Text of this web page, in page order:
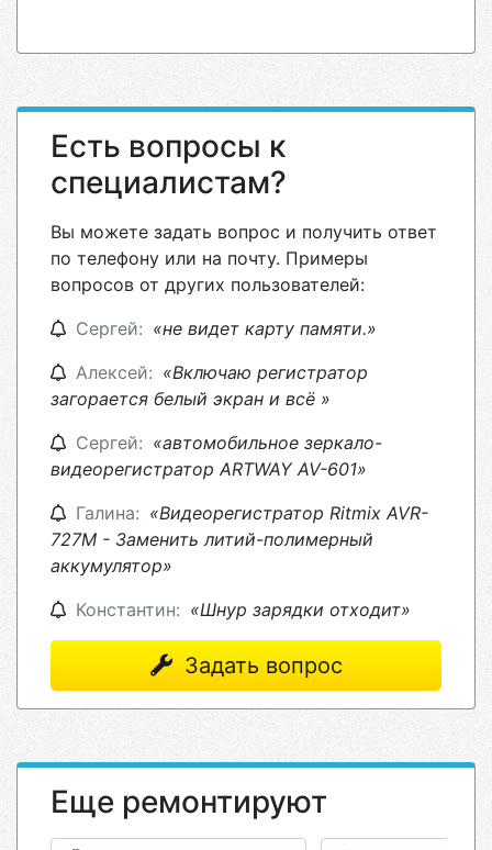
Есть вопросы к
специалистам?
Вы можете задать вопрос и получить ответ
по телефону или на почту. Примеры
вопросов от других пользователей:
Сергей: «не видет карту памяти.»
Алексей: «Включаю регистратор
загорается белый экран и всё »
Сергей: «автомобильное зеркало-
видеорегистратор ARTWAY AV-601»
Галина: «Видеорегистратор Ritmix AVR-
727M - Заменить литий-полимерный
аккумулятор»
Константин: «Шнур зарядки отходит»
Задать вопрос
Еще ремонтируют